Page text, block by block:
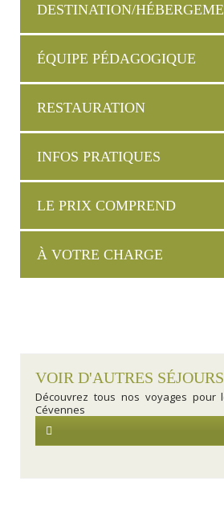
DESTINATION/
ÉQUIPE PÉDAGOGIQUE
RESTAURATION
INFOS PRATIQUES
LE PRIX COMPREND
À VOTRE CHARGE
VOIR D'AUTRES
Découvrez tous nos voyages pour
Cévennes